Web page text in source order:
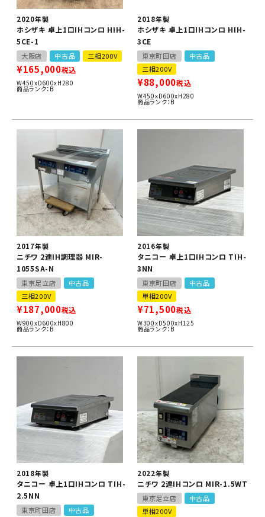
2020年製
ホシザキ 卓上1口IHコンロ HIH-
5CE-1
大阪店 中古品 三相200V
¥165,000税込
W450xD600xH280
商品ランク：B
2018年製
ホシザキ 卓上1口IHコンロ HIH-
3CE
東京町田店
中古品
三相200V
¥88,000税込
W450xD600xH280
商品ランク：B
2017年製
ニチワ 2連IH調理器 MIR-
1055SA-N
東京足立店
中古品
三相200V
¥187,000税込
W900xD600xH800
商品ランク：B
2016年製
タニコー 卓上1口IHコンロ TIH-
3NN
東京町田店
中古品
単相200V
¥71,500税込
W300xD500xH125
商品ランク：B
2018年製
タニコー 卓上1口IHコンロ TIH-
2.5NN
東京町田店
中古品
2022年製
ニチワ 2連IHコンロ MIR-1.5WT
東京足立店
中古品
単相200V